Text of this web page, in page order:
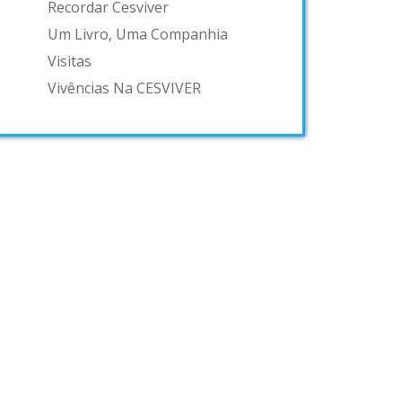
Recordar Cesviver
Um Livro, Uma Companhia
Visitas
Vivências Na CESVIVER